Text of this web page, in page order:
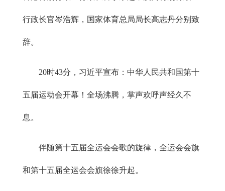
行政长官岑浩辉，国家体育总局局长高志丹分别致
辞。
20时43分，习近平宣布：中华人民共和国第十
五届运动会开幕！全场沸腾，掌声欢呼声经久不
息。
伴随第十五届全运会会歌的旋律，全运会会旗
和第十五届全运会会旗徐徐升起。